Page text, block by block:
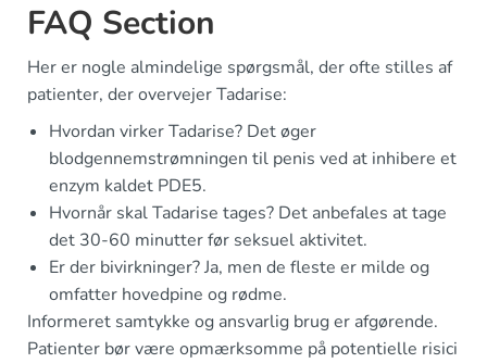
FAQ Section
Her er nogle almindelige spørgsmål, der ofte stilles af
patienter, der overvejer Tadarise:
Hvordan virker Tadarise? Det øger
blodgennemstrømningen til penis ved at inhibere et
enzym kaldet PDE5.
Hvornår skal Tadarise tages? Det anbefales at tage
det 30-60 minutter før seksuel aktivitet.
Er der bivirkninger? Ja, men de fleste er milde og
omfatter hovedpine og rødme.
Informeret samtykke og ansvarlig brug er afgørende.
Patienter bør være opmærksomme på potentielle risici